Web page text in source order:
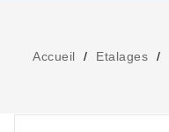
Accueil Etalages